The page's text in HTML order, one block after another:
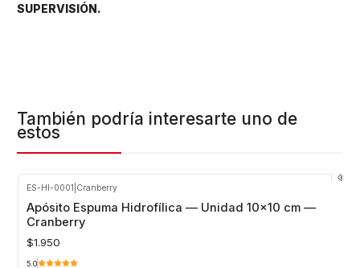
SUPERVISIÓN.
También podría interesarte uno de
estos
ES-HI-0001 Cranberry
Apósito Espuma Hidrofílica — Unidad 10x10 cm —
Cranberry
$1.950
5.0